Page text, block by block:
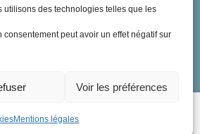
utilisons des technologies telles que les
peut avoir un effet négatif sur
Voir les préférences
Mentions légales
parTempera